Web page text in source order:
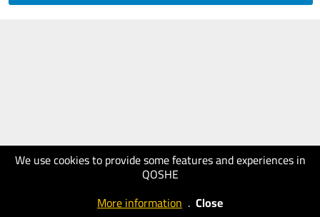
We use cookies to provide some features and experiences in
QOSHE
More information . Close